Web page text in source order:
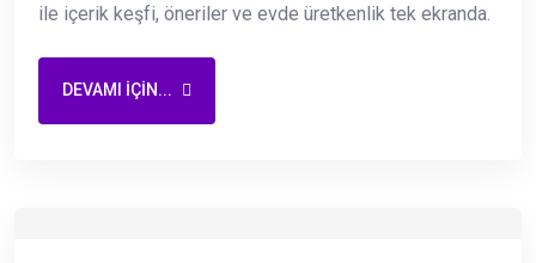
ile içerik keşfi, öneriler ve evde üretkenlik tek ekranda.
DEVAMI IÇIN...